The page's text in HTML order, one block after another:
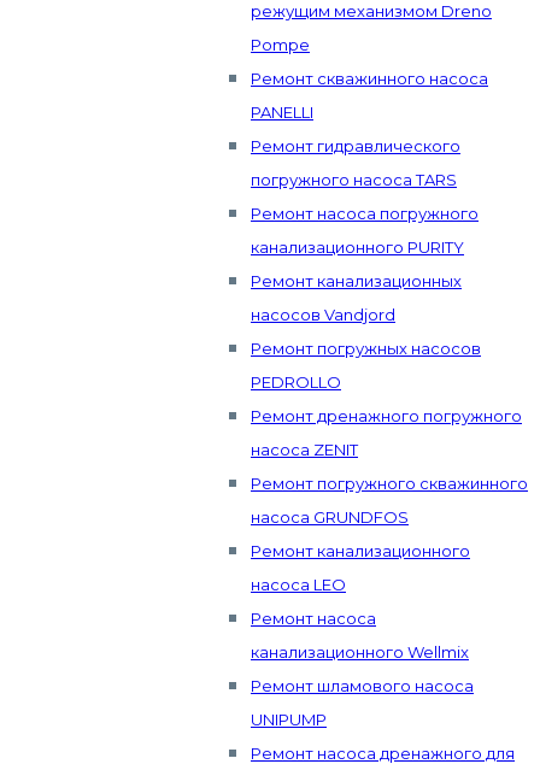
режущим механизмом Dreno
Pompe
Ремонт скважинного насоса
PANELLI
Ремонт гидравлического
погружного насоса TARS
Ремонт насоса погружного
канализационного PURITY
Ремонт канализационных
насосов Vandjord
Ремонт погружных насосов
PEDROLLO
Ремонт дренажного погружного
насоса ZENIT
Ремонт погружного скважинного
насоса GRUNDFOS
Ремонт канализационного
насоса LEO
Ремонт насоса
канализационного Wellmix
Ремонт шламового насоса
UNIPUMP
Ремонт насоса дренажного для